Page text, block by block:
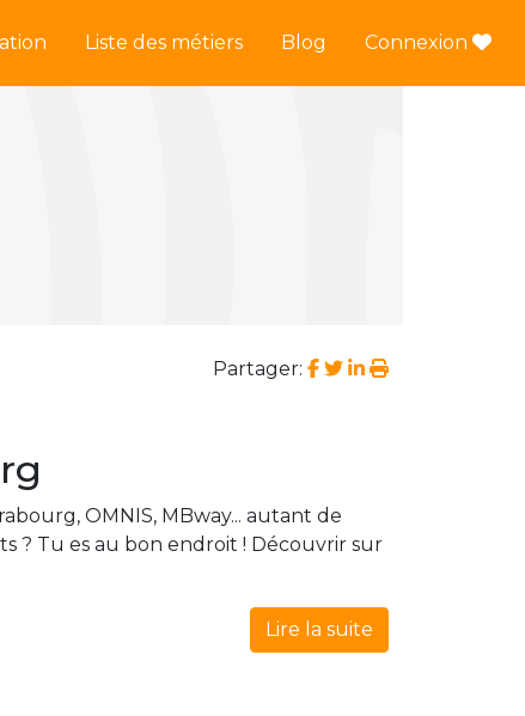
Liste des métiers Blog Connexion
Partager:
OMNIS, MBway... autant de
? Tu es au bon endroit ! Découvrir sur
Lire la suite